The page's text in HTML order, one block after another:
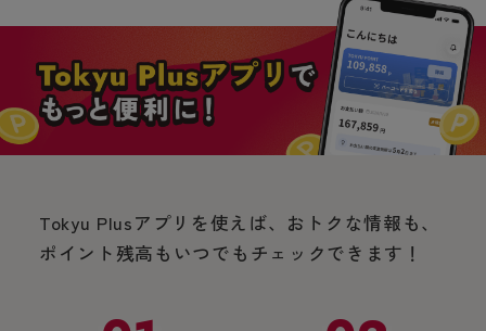
Tokyu Plusアプリを使えば、おトクな情報も、
ポイント残高もいつでもチェックできます！